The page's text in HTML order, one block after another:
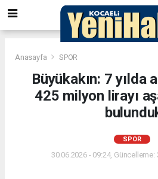
Anasayfa SPOR
Büyükakın: 7 yılda
425 milyon lirayı
SPOR
30.06.2026 - 09:24, Güncelleme: